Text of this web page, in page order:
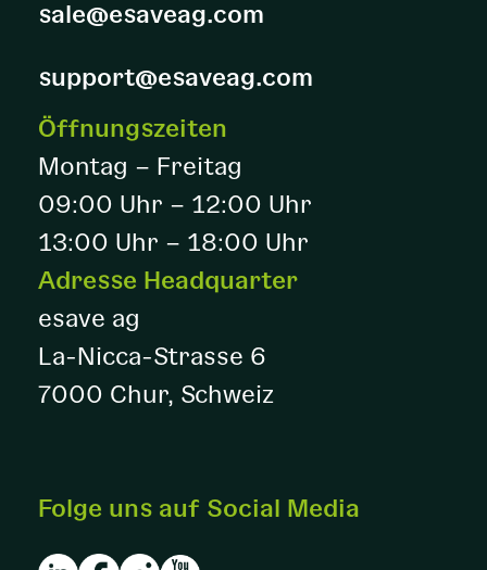
sale@esaveag.com
support@esaveag.com
Öffnungszeiten
Montag – Freitag
09:00 Uhr – 12:00 Uhr
13:00 Uhr – 18:00 Uhr
Adresse Headquarter
esave ag
La-Nicca-Strasse 6
7000 Chur, Schweiz
Folge uns auf Social Media